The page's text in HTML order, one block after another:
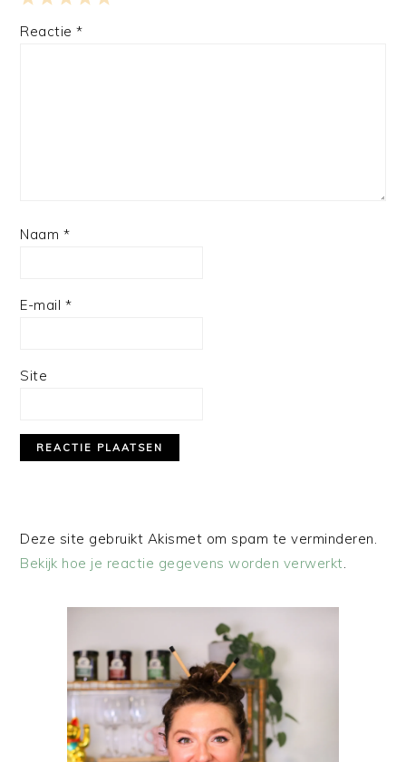
4
3
2
1
Reactie*
Naam *
E-mail *
Site
Deze site gebruikt Akismet om spam te verminderen.
Bekijk hoe je reactie gegevens worden verwerkt.